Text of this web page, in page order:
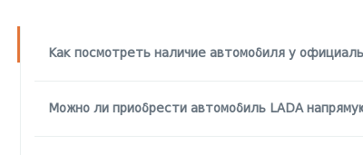
Как посмотреть наличие автомобиля у
Можно ли приобрести автомобиль LADA